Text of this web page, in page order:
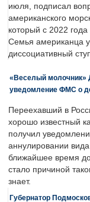
июля, подписал
американского
который с 2022
Семья американца
диссоциативный
«Веселый молочник»
уведомление ФМС о
Переехавший в
хорошо известный
получил
аннулировании
ближайшее время
стало причиной
знает.
Губернатор